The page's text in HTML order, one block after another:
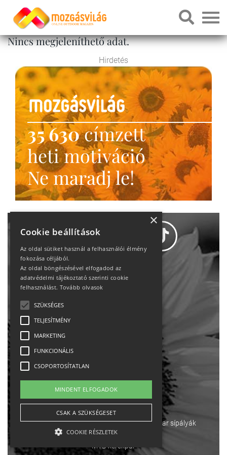
Nincs megjeleníthető adat.
Hirdetés
35 630címzett
heti motiváció
Ne maradj le!
Adatvédelem
Impresszum-kapcsolat
English
Ebike Osztrák sípályák Magyar sípályák
MTB kerékpár
×
Cookie beállítások
Az oldal sütiket használ a felhasználói élmény
fokozása céljából.
Az oldal böngészésével elfogadod az
adatvédelmi tájékoztató szerinti cookie
felhasználást. Tovább olvasok
SZÜKSÉGES
TELJESÍTMÉNY
MARKETING
FUNKCIONÁLIS
CSOPORTOSÍTATLAN
MINDENT ELFOGADOK
CSAK A SZÜKSÉGESET
COOKIE RÉSZLETEK